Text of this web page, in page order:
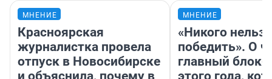
МНЕНИЕ
Красноярская
журналистка провела
отпуск в Новосибирске
и объяснила, почему в
МНЕНИЕ
«Никого нельзя
победить». О
главный
этого года,